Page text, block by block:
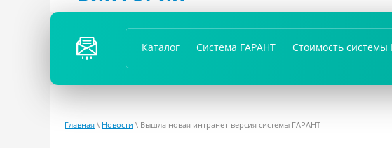
ПЕРЕЗ
ВОНИ
ТЬ
Каталог Система ГАРАНТ Стоимость системы
Главная \ Новости \ Вышла новая интранет-версия системы ГАРАНТ